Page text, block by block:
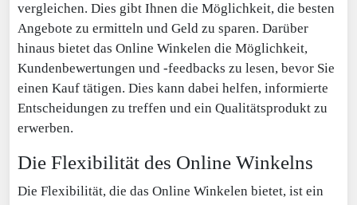
vergleichen. Dies gibt Ihnen die Möglichkeit, die besten
Angebote zu ermitteln und Geld zu sparen. Darüber
hinaus bietet das Online Winkelen die Möglichkeit,
Kundenbewertungen und -feedbacks zu lesen, bevor Sie
einen Kauf tätigen. Dies kann dabei helfen, informierte
Entscheidungen zu treffen und ein Qualitätsprodukt zu
erwerben.
Die Flexibilität des Online Winkelns
Die Flexibilität, die das Online Winkelen bietet, ist ein